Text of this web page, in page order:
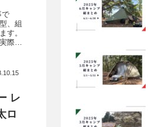
で
、組
す。
際に
レ
ロ